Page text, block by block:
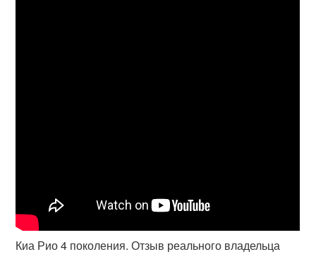
Киа Рио 4 поколения. Отзыв реального владельца